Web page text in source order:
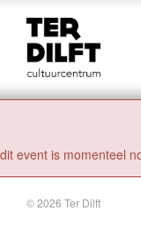
event is momenteel
© 2026 Ter Dilft